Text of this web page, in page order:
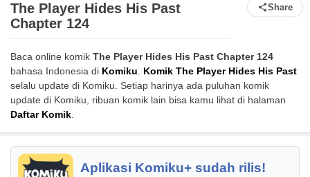
The Player Hides His Past
Chapter 124
Share
Baca online komik The Player Hides His Past Chapter 124
bahasa Indonesia di Komiku. Komik The Player Hides His Past
selalu update di Komiku. Setiap harinya ada puluhan komik
update di Komiku, ribuan komik lain bisa kamu lihat di halaman
Daftar Komik.
Aplikasi Komiku+ sudah rilis!